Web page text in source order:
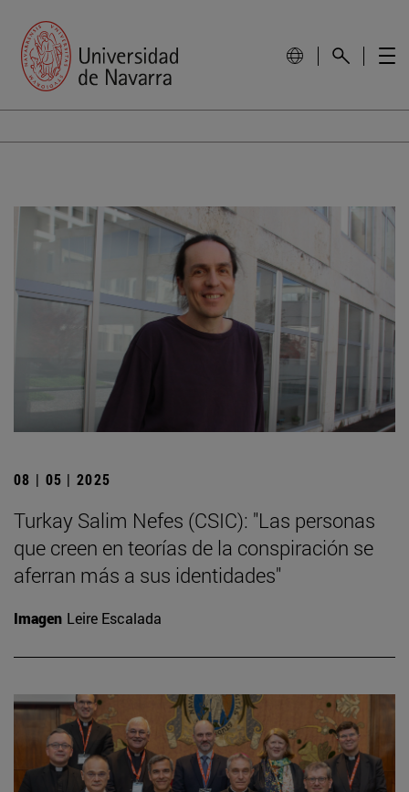
08 | 05 | 2025
Turkay Salim Nefes (CSIC): "Las personas
que creen en teorías de la conspiración se
aferran más a sus identidades"
Imagen Leire Escalada